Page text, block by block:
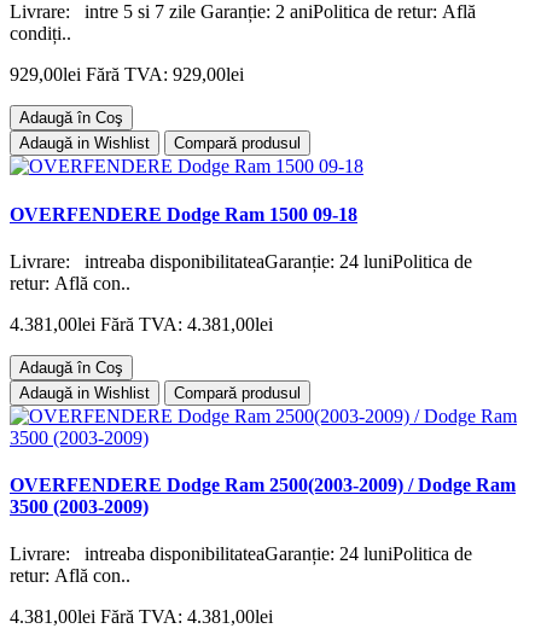
Livrare: intre 5 si 7 zile Garanție: 2 aniPolitica de retur: Află
condiți..
929,00lei Fără TVA: 929,00lei
Adaugă în Coş
Adaugă in Wishlist
Compară produsul
OVERFENDERE Dodge Ram 1500 09-18
Livrare: intreaba disponibilitateaGaranție: 24 luniPolitica de
retur: Află con..
4.381,00lei Fără TVA: 4.381,00lei
Adaugă în Coş
Adaugă in Wishlist
Compară produsul
OVERFENDERE Dodge Ram 2500(2003-2009) / Dodge Ram
3500 (2003-2009)
Livrare: intreaba disponibilitateaGaranție: 24 luniPolitica de
retur: Află con..
4.381,00lei Fără TVA: 4.381,00lei